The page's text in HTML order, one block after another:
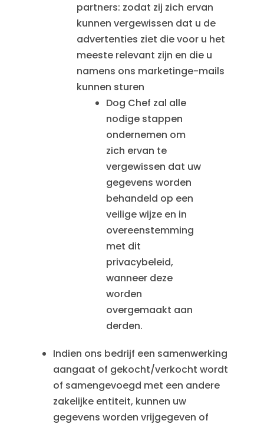
partners: zodat zij zich ervan
kunnen vergewissen dat u de
advertenties ziet die voor u het
meeste relevant zijn en die u
namens ons marketinge-mails
kunnen sturen
Dog Chef zal alle
nodige stappen
ondernemen om
zich ervan te
vergewissen dat uw
gegevens worden
behandeld op een
veilige wijze en in
overeenstemming
met dit
privacybeleid,
wanneer deze
worden
overgemaakt aan
derden.
Indien ons bedrijf een samenwerking
aangaat of gekocht/verkocht wordt
of samengevoegd met een andere
zakelijke entiteit, kunnen uw
gegevens worden vrijgegeven of